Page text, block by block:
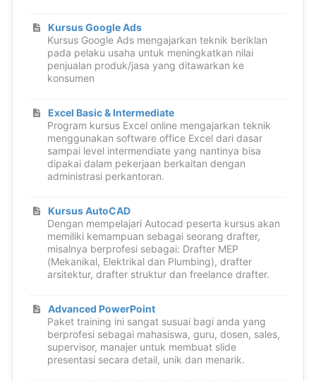
Kursus Google Ads
Kursus Google Ads mengajarkan teknik beriklan
pada pelaku usaha untuk meningkatkan nilai
penjualan produk/jasa yang ditawarkan ke
konsumen
Excel Basic & Intermediate
Program kursus Excel online mengajarkan teknik
menggunakan software office Excel dari dasar
sampai level intermendiate yang nantinya bisa
dipakai dalam pekerjaan berkaitan dengan
administrasi perkantoran.
Kursus AutoCAD
Dengan mempelajari Autocad peserta kursus akan
memiliki kemampuan sebagai seorang drafter,
misalnya berprofesi sebagai: Drafter MEP
(Mekanikal, Elektrikal dan Plumbing), drafter
arsitektur, drafter struktur dan freelance drafter.
Advanced PowerPoint
Paket training ini sangat susuai bagi anda yang
berprofesi sebagai mahasiswa, guru, dosen, sales,
supervisor, manajer untuk membuat slide
presentasi secara detail, unik dan menarik.